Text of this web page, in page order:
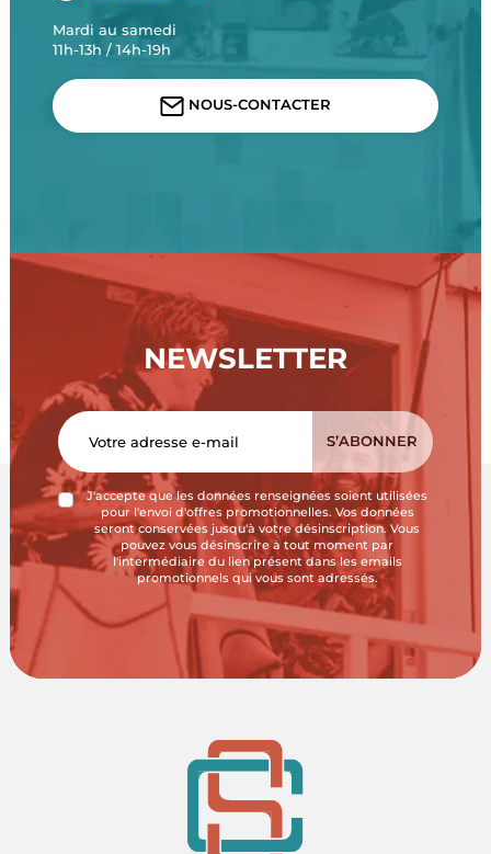
Mardi au samedi
11h-13h / 14h-19h
NOUS-CONTACTER
NEWSLETTER
J'accepte que les données renseignées soient utilisées
pour l'envoi d'offres promotionnelles. Vos données
seront conservées jusqu'à votre désinscription. Vous
pouvez vous désinscrire à tout moment par
l'intermédiaire du lien présent dans les emails
promotionnels qui vous sont adressés.